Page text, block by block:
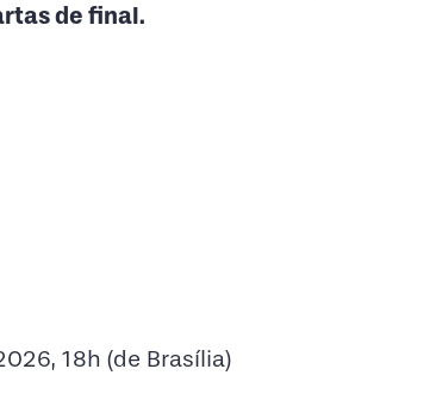
de final.
18h (de Brasília)